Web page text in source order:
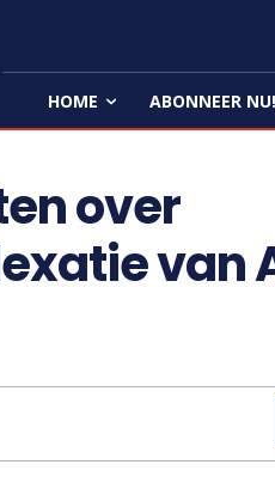
HOME ABONNEER NU!
over
van